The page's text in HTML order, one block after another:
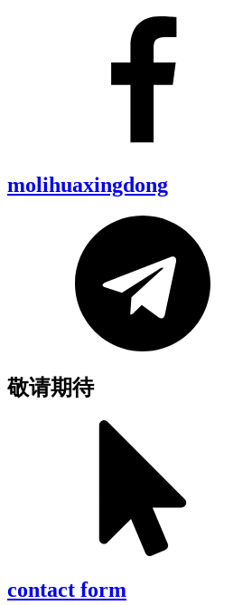
molihuaxingdong
敬请期待
contact form